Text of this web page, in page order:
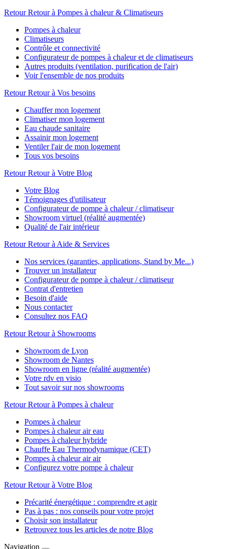
Retour Retour à Pompes à chaleur & Climatiseurs
Pompes à chaleur
Climatiseurs
Contrôle et connectivité
Configurateur de pompes à chaleur et de climatiseurs
Autres produits (ventilation, purification de l'air)
Voir l'ensemble de nos produits
Retour Retour à Vos besoins
Chauffer mon logement
Climatiser mon logement
Eau chaude sanitaire
Assainir mon logement
Ventiler l'air de mon logement
Tous vos besoins
Retour Retour à Votre Blog
Votre Blog
Témoignages d'utilisateur
Configurateur de pompe à chaleur / climatiseur
Showroom virtuel (réalité augmentée)
Qualité de l'air intérieur
Retour Retour à Aide & Services
Nos services (garanties, applications, Stand by Me...)
Trouver un installateur
Configurateur de pompe à chaleur / climatiseur
Contrat d'entretien
Besoin d'aide
Nous contacter
Consultez nos FAQ
Retour Retour à Showrooms
Showroom de Lyon
Showroom de Nantes
Showroom en ligne (réalité augmentée)
Votre rdv en visio
Tout savoir sur nos showrooms
Retour Retour à Pompes à chaleur
Pompes à chaleur
Pompes à chaleur air eau
Pompes à chaleur hybride
Chauffe Eau Thermodynamique (CET)
Pompes à chaleur air air
Configurez votre pompe à chaleur
Retour Retour à Votre Blog
Précarité énergétique : comprendre et agir
Pas à pas : nos conseils pour votre projet
Choisir son installateur
Retrouvez tous les articles de notre Blog
Navigation